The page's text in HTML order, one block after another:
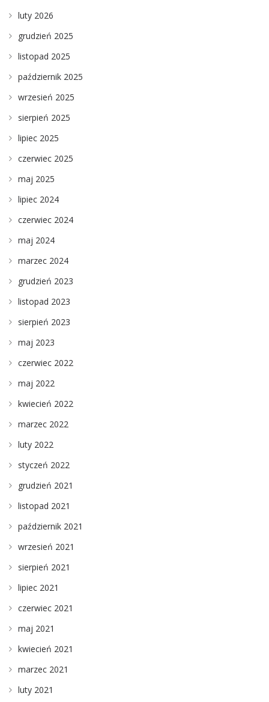
luty 2026
grudzień 2025
listopad 2025
październik 2025
wrzesień 2025
sierpień 2025
lipiec 2025
czerwiec 2025
maj 2025
lipiec 2024
czerwiec 2024
maj 2024
marzec 2024
grudzień 2023
listopad 2023
sierpień 2023
maj 2023
czerwiec 2022
maj 2022
kwiecień 2022
marzec 2022
luty 2022
styczeń 2022
grudzień 2021
listopad 2021
październik 2021
wrzesień 2021
sierpień 2021
lipiec 2021
czerwiec 2021
maj 2021
kwiecień 2021
marzec 2021
luty 2021